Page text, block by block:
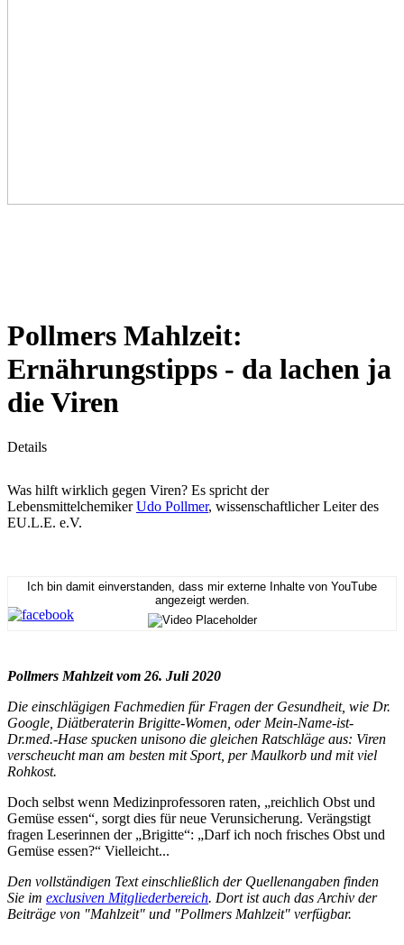
Pollmers Mahlzeit:
Ernährungstipps - da lachen ja
die Viren
Details
Was hilft wirklich gegen Viren? Es spricht der
LebensmittelchemikerUdo Pollmer, wissenschaftlicher Leiter des
EU.L.E. e.V.
Ich bin damit einverstanden, dass mir externe Inhalte von YouTube
angezeigt werden.
Pollmers Mahlzeit vom 26. Juli 2020
Die einschlägigen Fachmedien für Fragen der Gesundheit, wie Dr.
Google, Diätberaterin Brigitte-Women, oder Mein-Name-ist-
Dr.med.-Hase spucken unisono die gleichen Ratschläge aus: Viren
verscheucht man am besten mit Sport, per Maulkorb und mit viel
Rohkost.
Doch selbst wenn Medizinprofessoren raten, „reichlich Obst und
Gemüse essen“, sorgt dies für neue Verunsicherung. Verängstigt
fragen Leserinnen der „Brigitte“: „Darf ich noch frisches Obst und
Gemüse essen?“ Vielleicht...
Den vollständigen Text einschließlich der Quellenangaben finden
Sie im exclusiven Mitgliederbereich. Dort ist auch das Archiv der
Beiträge von "Mahlzeit" und "Pollmers Mahlzeit" verfügbar.